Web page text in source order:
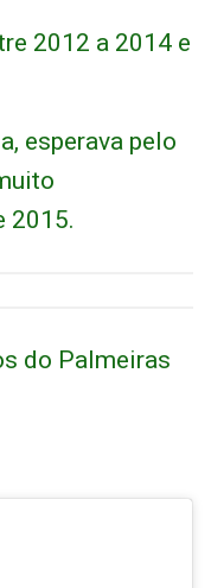
2012 a 2014 e
esperava pelo
2015.
do Palmeiras